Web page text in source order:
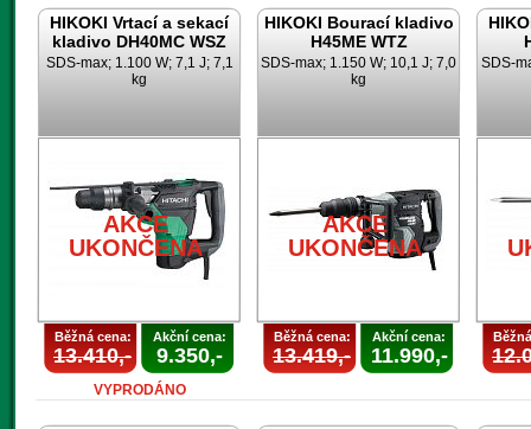
HIKOKI Vrtací a sekací
kladivo DH40MC WSZ
SDS-max; 1.100 W; 7,1 J; 7,1
kg
AKCE
UKONČENA
Běžná cena:
13.410,-
Akční cena:
9.350,-
VYPRODÁNO
HIKOKI Bourací kladivo
H45ME WTZ
SDS-max; 1.150 W; 10,1 J; 7,0
kg
AKCE
UKONČENA
Běžná cena:
13.419,-
Akční cena:
11.990,-
SDS-